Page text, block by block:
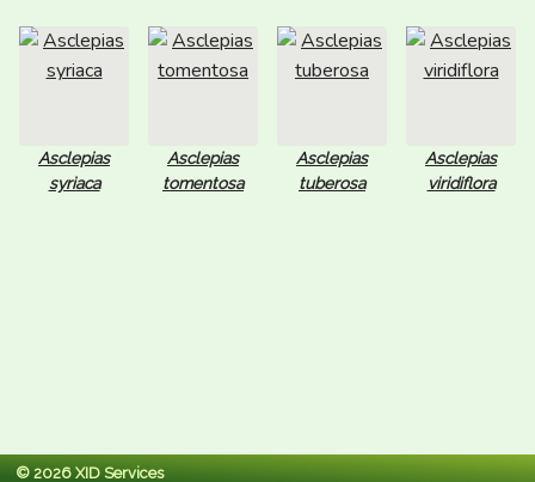
Asclepias
syriaca
Asclepias
tomentosa
Asclepias
tuberosa
Asclepias
viridiflora
© 2026 XID Services